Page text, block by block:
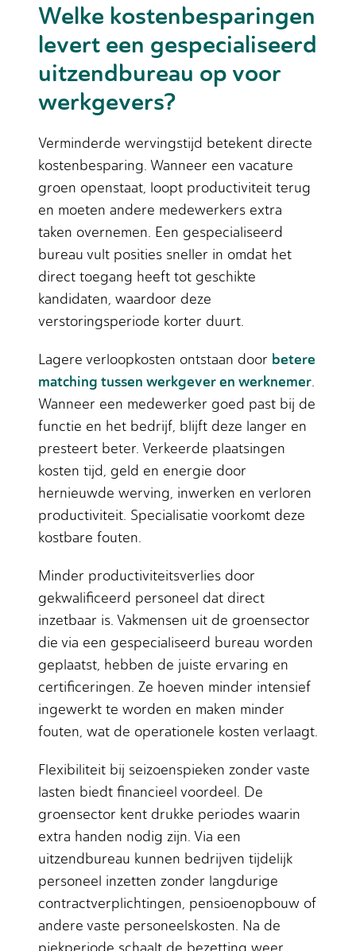
Welke kostenbesparingen
levert een gespecialiseerd
uitzendbureau op voor
werkgevers?
Verminderde wervingstijd betekent directe
kostenbesparing. Wanneer een vacature
groen openstaat, loopt productiviteit terug
en moeten andere medewerkers extra
taken overnemen. Een gespecialiseerd
bureau vult posities sneller in omdat het
direct toegang heeft tot geschikte
kandidaten, waardoor deze
verstoringsperiode korter duurt.
Lagere verloopkosten ontstaan door betere
matching tussen werkgever en werknemer.
Wanneer een medewerker goed past bij de
functie en het bedrijf, blijft deze langer en
presteert beter. Verkeerde plaatsingen
kosten tijd, geld en energie door
hernieuwde werving, inwerken en verloren
productiviteit. Specialisatie voorkomt deze
kostbare fouten.
Minder productiviteitsverlies door
gekwalificeerd personeel dat direct
inzetbaar is. Vakmensen uit de groensector
die via een gespecialiseerd bureau worden
geplaatst, hebben de juiste ervaring en
certificeringen. Ze hoeven minder intensief
ingewerkt te worden en maken minder
fouten, wat de operationele kosten verlaagt.
Flexibiliteit bij seizoenspieken zonder vaste
lasten biedt financieel voordeel. De
groensector kent drukke periodes waarin
extra handen nodig zijn. Via een
uitzendbureau kunnen bedrijven tijdelijk
personeel inzetten zonder langdurige
contractverplichtingen, pensioenopbouw of
andere vaste personeelskosten. Na de